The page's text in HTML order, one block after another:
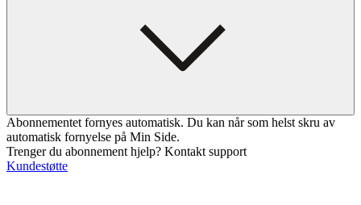
Abonnementet fornyes automatisk. Du kan når som helst skru av
automatisk fornyelse på Min Side.
Trenger du abonnement hjelp? Kontakt support
Kundestøtte